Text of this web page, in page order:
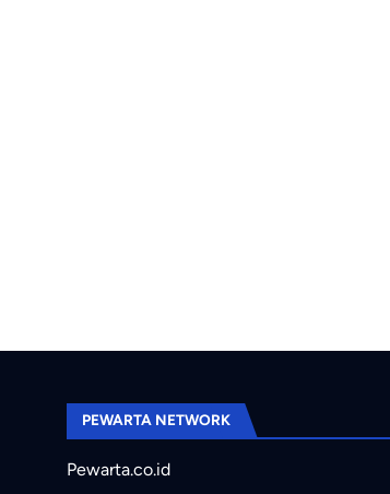
PEWARTA NETWORK
Pewarta.co.id